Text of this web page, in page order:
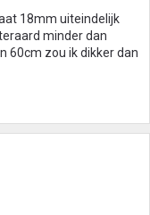
18mm uiteindelijk
minder dan
60cm zou ik dikker dan